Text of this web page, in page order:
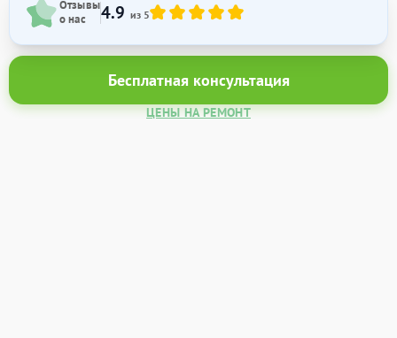
Отзывы
о нас
4.9 из 5
Бесплатная консультация
ЦЕНЫ НА РЕМОНТ